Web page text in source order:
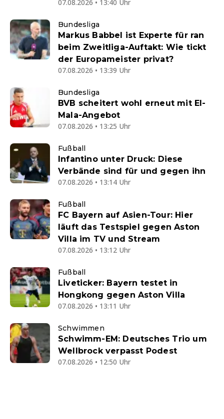
07.08.2026 • 13:40 Uhr
Bundesliga
Markus Babbel ist Experte für ran
beim Zweitliga-Auftakt: Wie tickt
der Europameister privat?
07.08.2026 • 13:39 Uhr
Bundesliga
BVB scheitert wohl erneut mit El-
Mala-Angebot
07.08.2026 • 13:25 Uhr
Fußball
Infantino unter Druck: Diese
Verbände sind für und gegen ihn
07.08.2026 • 13:14 Uhr
Fußball
FC Bayern auf Asien-Tour: Hier
läuft das Testspiel gegen Aston
Villa im TV und Stream
07.08.2026 • 13:12 Uhr
Fußball
Liveticker: Bayern testet in
Hongkong gegen Aston Villa
07.08.2026 • 13:11 Uhr
Schwimmen
Schwimm-EM: Deutsches Trio um
Wellbrock verpasst Podest
07.08.2026 • 12:50 Uhr